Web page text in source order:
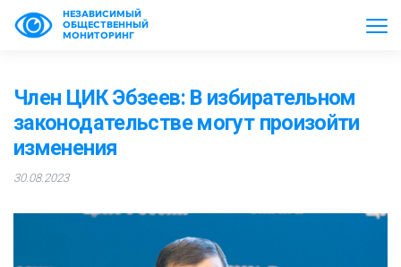
НЕЗАВИСИМЫЙ
ОБЩЕСТВЕННЫЙ
МОНИТОРИНГ
Член ЦИК Эбзеев: В избирательном
законодательстве могут произойти
изменения
30.08.2023